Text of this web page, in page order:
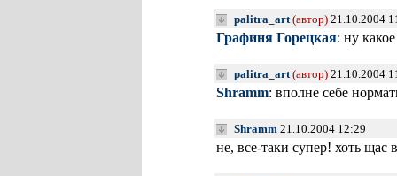
palitra_art (автор) 21.10.2004
Графиня Горецкая: ну
palitra_art (автор) 21.10.2004
Shramm: вполне себе
Shramm 21.10.2004 12:29
не, все-таки супер! хоть